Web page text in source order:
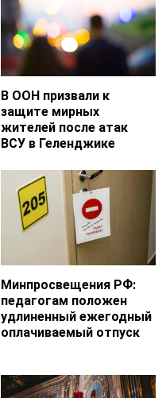
В ООН призвали к
защите мирных
жителей после атак
ВСУ в Геленджике
Минпросвещения РФ:
педагогам положен
удлиненный ежегодный
оплачиваемый отпуск